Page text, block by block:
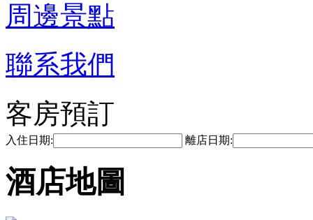
周邊景點
聯系我們
客房預訂
入住日期: 離店日期:
酒店地圖